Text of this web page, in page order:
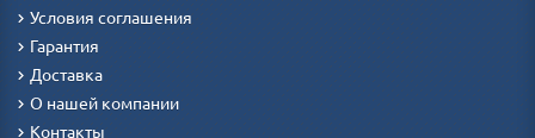
Условия соглашения
Гарантия
Доставка
О нашей компании
Контакты